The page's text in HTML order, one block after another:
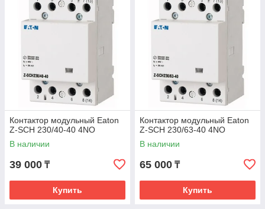
Контактор модульный Eaton
Z-SCH 230/40-40 4NО
В наличии
39 000 ₸
Купить
Контактор модульный Eaton
Z-SCH 230/63-40 4NО
В наличии
65 000 ₸
Купить